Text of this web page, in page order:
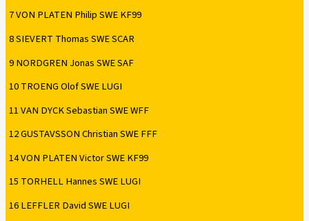
7 VON PLATEN Philip SWE KF99
8 SIEVERT Thomas SWE SCAR
9 NORDGREN Jonas SWE SAF
10 TROENG Olof SWE LUGI
11 VAN DYCK Sebastian SWE WFF
12 GUSTAVSSON Christian SWE FFF
14 VON PLATEN Victor SWE KF99
15 TORHELL Hannes SWE LUGI
16 LEFFLER David SWE LUGI